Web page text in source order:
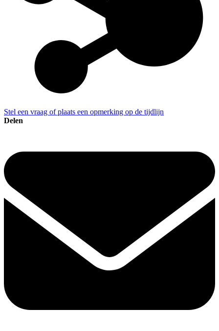
Stel een vraag of plaats een opmerking op de tijdlijn
Delen